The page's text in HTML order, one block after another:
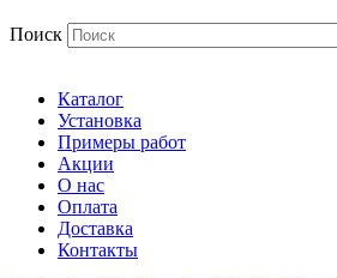
Поиск
Каталог
Установка
Примеры работ
Акции
О нас
Оплата
Доставка
Контакты